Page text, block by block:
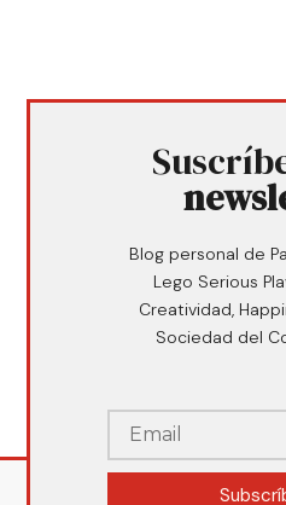
Blog personal de
Lego Serious
Creatividad,
Sociedad del